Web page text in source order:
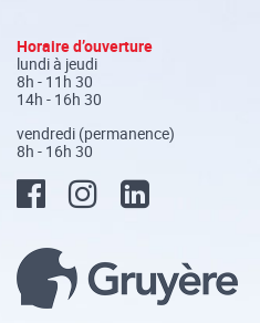
Fusszeile
Horaire d’ouverture
lundi à jeudi
8h - 11h 30
14h - 16h 30
vendredi (permanence)
8h - 16h 30